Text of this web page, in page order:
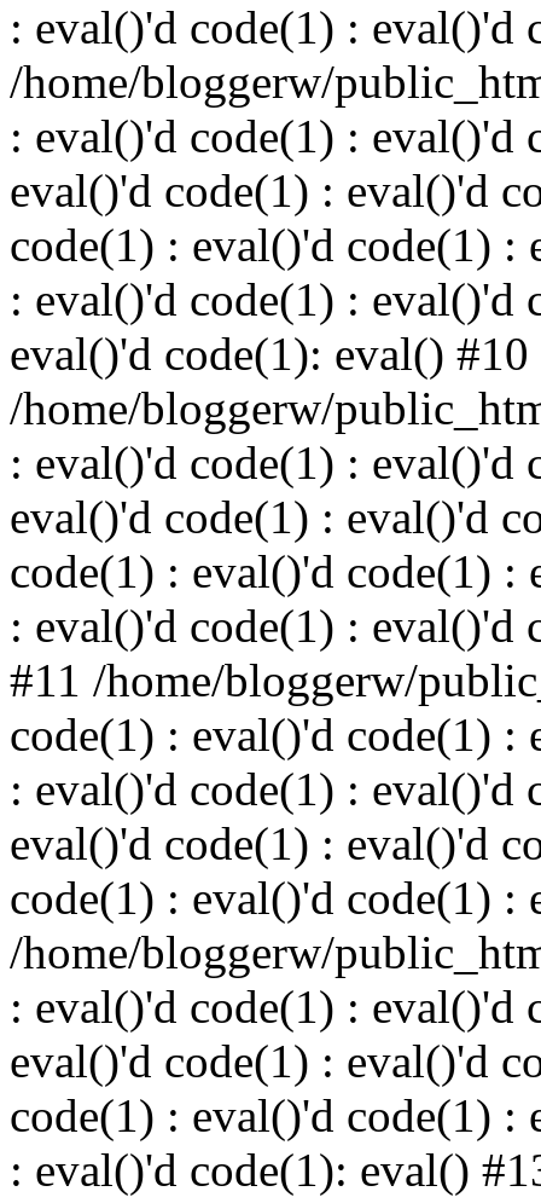
: eval()'d code(1) : eval()'d
/home/bloggerw/
: eval()'d code(1) : eval()'d
eval()'d code(1) : eval()'d
code(1) : eval()'d code(1) :
: eval()'d code(1) : eval()'d
eval()'d code(1): eval() #10
/home/bloggerw/
: eval()'d code(1) : eval()'d
eval()'d code(1) : eval()'d
code(1) : eval()'d code(1) :
: eval()'d code(1) : eval()'d
#11 /home/bloggerw/
code(1) : eval()'d code(1) :
: eval()'d code(1) : eval()'d
eval()'d code(1) : eval()'d
code(1) : eval()'d code(1) :
/home/bloggerw/
: eval()'d code(1) : eval()'d
eval()'d code(1) : eval()'d
code(1) : eval()'d code(1) :
: eval()'d code(1): eval()